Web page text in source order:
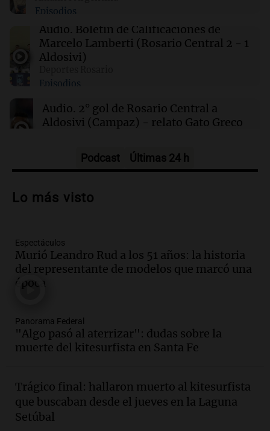
Estudiantes de Río Cuarto y escala posiciones
en su zona
00:05 Clima
sábado 8 de agosto
Episodios
Audio. Boletín de Calificaciones de
Marcelo Lamberti (Rosario Central 2 - 1
Aldosivi)
Episodios
Audio. 2° gol de Rosario Central a
Aldosivi (Campaz) - relato Gato Greco
Audio.Nuevo desarrollo urbano y casa
en Villa María
Audio.
la Bulaya abrirá sus puertas mañana con
diversas actividades y sorpresas
Panorama Federal
edificios y proyecta una casa del
estudiante con 48 municipios
involucrados
Episodios
Audio.1° gol de Rosario Central a
Aldosivi (Zalazar en contra) - relato
Gato Greco
Podcast Últimas 24 h
Lo más visto
Espectáculos
Murió Leandro Rud a los 51 años: la historia
del representante de modelos que marcó una
época
Panorama Federal
"Algo pasó al aterrizar": dudas sobre la
muerte del kitesurfista en Santa Fe
Trágico final: hallaron muerto al kitesurfista
que buscaban desde el jueves en la Laguna
Setúbal